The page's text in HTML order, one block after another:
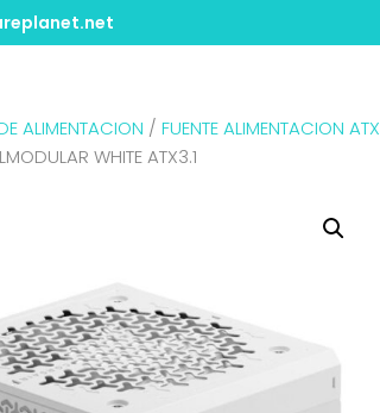
ALIMENTACION / FUENTE ALIMENTACION ATX
WHITE ATX3.1